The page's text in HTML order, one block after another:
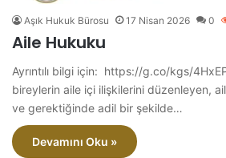
Aşık Hukuk Bürosu 17 Nisan 2026 0
Aile Hukuku
Ayrıntılı bilgi için: https://g.co/kgs/
bireylerin aile içi ilişkilerini düzenleyen,
ve gerektiğinde adil bir şekilde…
Devamını Oku »